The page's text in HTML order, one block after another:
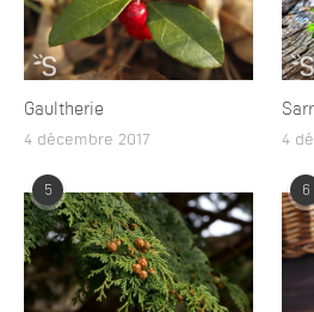
Gaultherie
4 décembre 2017 4
5 6